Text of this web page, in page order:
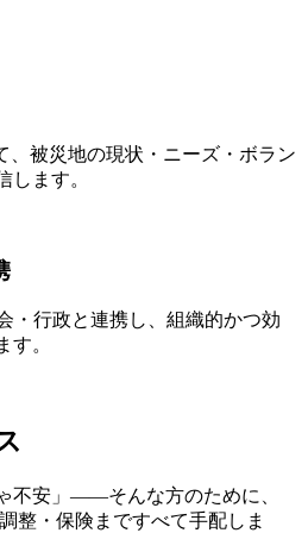
、被災地の現状・ニーズ・ボラン
します。
・行政と連携し、組織的かつ効
す。
不安」——そんな方のために、
整・保険まですべて手配しま